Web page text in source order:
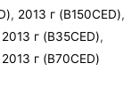
, 2013 г (B150CED),
2013 г (B35CED),
2013 г (B70CED)